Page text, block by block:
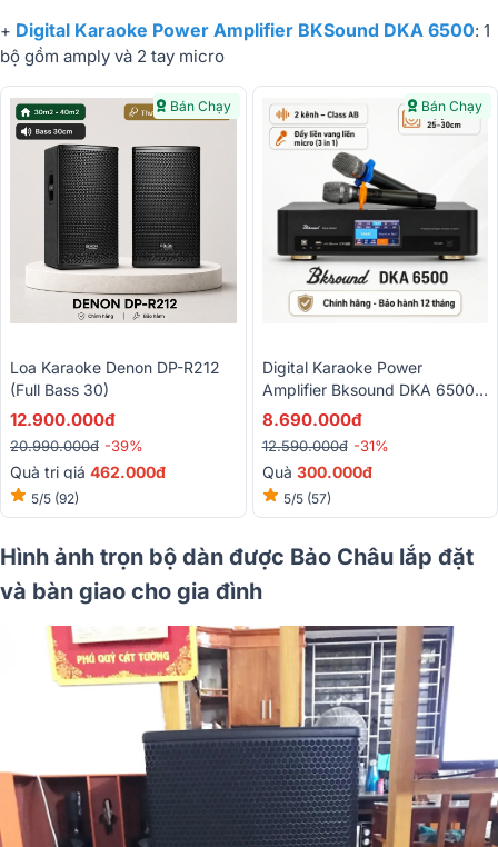
+ Digital Karaoke Power Amplifier BKSound DKA 6500: 1
bộ gồm amply và 2 tay micro
Bán Chạy
Loa Karaoke Denon DP-R212
(Full Bass 30)
12.900.000đ
20.990.000đ -39%
Quà trị giá 462.000đ
5/5 (92)
Bán Chạy
Digital Karaoke Power
Amplifier Bksound DKA 6500 (
2 Kênh, 450W, Kèm Micro
8.690.000đ
12.590.000đ -31%
Quà 300.000đ
5/5 (57)
Hình ảnh trọn bộ dàn được Bảo Châu lắp đặt
và bàn giao cho gia đình